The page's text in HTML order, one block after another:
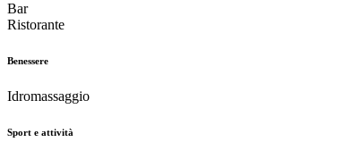
Bar
Ristorante
Benessere
Idromassaggio
Sport e attività